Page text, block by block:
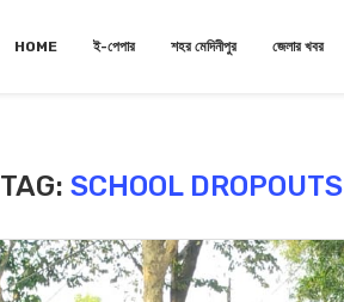
HOME ই-পেপার শহর মেদিনীপুর জেলার খবর
TAG:SCHOOL DROPOUTS